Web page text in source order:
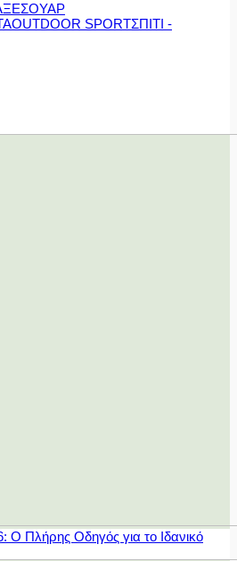
OUTDOOR SPORTΣΠΙΤΙ -
Ο Πλήρης Οδηγός για το Ιδανικό